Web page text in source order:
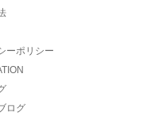
ーポリシー
ログ